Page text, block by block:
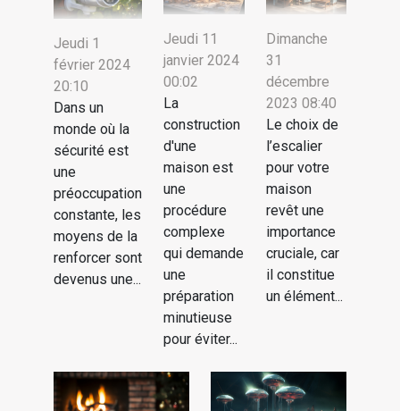
Jeudi 1
février 2024
20:10
Dans un
monde où la
sécurité est
une
préoccupation
constante, les
moyens de la
renforcer sont
devenus une...
Jeudi 11
janvier 2024
00:02
La
construction
d'une
maison est
une
procédure
complexe
qui demande
une
préparation
minutieuse
pour éviter...
Dimanche
31
décembre
2023 08:40
Le choix de
l’escalier
pour votre
maison
revêt une
importance
cruciale, car
il constitue
un élément...